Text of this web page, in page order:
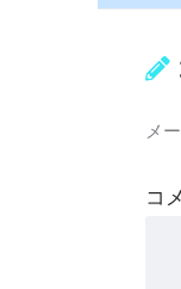
メ
コ